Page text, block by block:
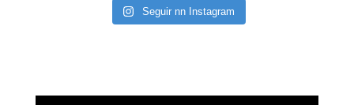
Seguir nn Instagram